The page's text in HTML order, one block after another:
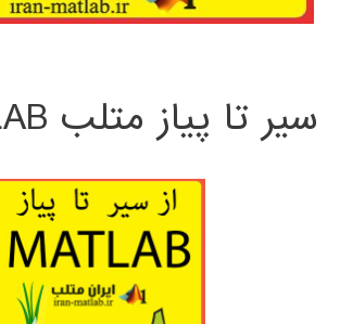
سیر تا پیاز متلب MATLAB